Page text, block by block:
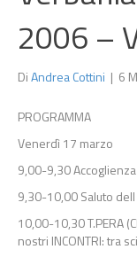
2006 –
DiAndrea Cottini | 6
PROGRAMMA
Venerdì 17 marzo
9,00-9,30 Accoglienza
9,30-10,00 Saluto
10,00-10,30 T.PERA
nostri INCONTRI: tra